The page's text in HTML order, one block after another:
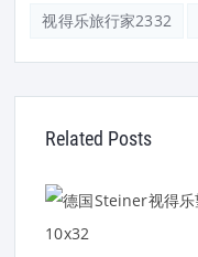
视得乐旅行家2332
Related Posts